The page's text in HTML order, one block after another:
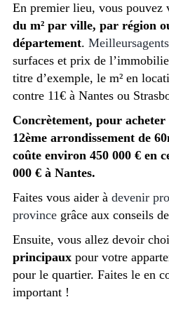
En premier lieu, vous pouvez
du m² par ville, par région
département. Meilleursagents
surfaces et prix de
titre d’exemple, le m² en
contre 11€ à Nantes ou
Concrètement, pour
12ème arrondissement de
coûte environ 450 000 € en
000 € à Nantes.
Faites vous aider à devenir
provincegrâce aux conseils
Ensuite, vous allez devoir
principauxpour votre
pour le quartier. Faites le en
important !